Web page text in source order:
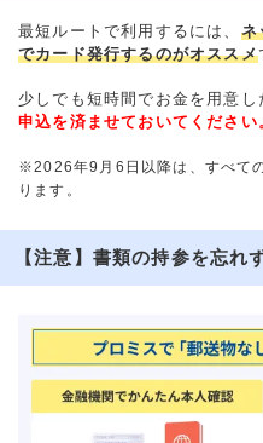
最短ルートで利用するには、 ネ
でカード発行するのがオススメ
少しでも短時間でお金を用意し
申込を済ませておいてください
※2026年9月6日以降は、すべて
ります。
【注意】書類の持参を忘れ